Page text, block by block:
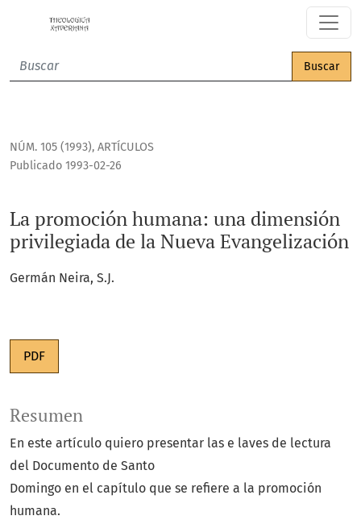
La promoción humana: una dimensión privilegiada de la
Buscar
NÚM. 105 (1993), ARTÍCULOS
La promoción humana: una dimensión
privilegiada de la Nueva Evangelización
Publicado 1993-02-26
Germán Neira, S.J.
PDF
Resumen
En este artículo quiero presentar las e laves de lectura
del Documento de Santo
Domingo en el capítulo que se refiere a la promoción
humana.